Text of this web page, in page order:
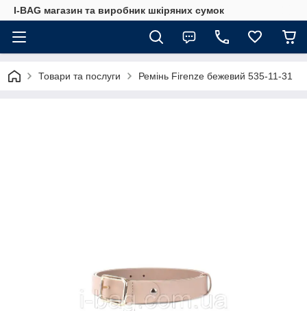
I-BAG магазин та виробник шкіряних сумок
Товари та послуги Ремінь Firenze бежевий 535-11-31